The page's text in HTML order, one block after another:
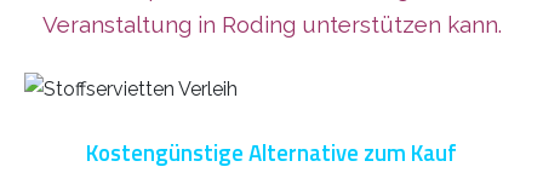
Veranstaltung in Roding unterstützen kann.
Kostengünstige Alternative zum Kauf